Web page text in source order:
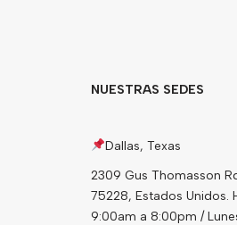
NUESTRAS SEDES
Dallas, Texas
2309 Gus Thomasson
75228, Estados Unidos.
9:00am a 8:00pm /